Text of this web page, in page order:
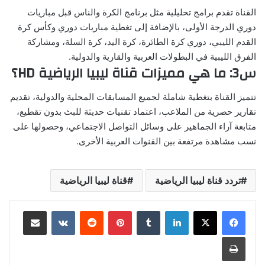
القناة تقدم برامج تحليلية مثل برنامج الكرة والناس قبل مباريات
دوري الدرجة الأولى، بالإضافة إلى تغطية مباريات دوري وكأس كرة
القدم الليبي، دوري كرة الطائرة، كرة اليد، كرة السلة، ومشاركة
الفرق الليبية في البطولات العربية والقارية والدولية.
س3: ما هي مميزات قناة ليبيا الرياضية HD؟
تتميز القناة بتغطية شاملة لجميع المسابقات المحلية والدولية، تقديم
تقارير حصرية من الملاعب، اعتماد تقنيات حديثة للبث بدون تقطيع،
متابعة آراء الجماهير على وسائل التواصل الاجتماعي، وحصولها على
نسب مشاهدة مرتفعة بين القنوات العربية الأخرى.
تردد قناة ليبيا الرياضية قناة ليبيا الرياضية
لينكدإن بينتيريست مشاركة عبر البريد
طباعة